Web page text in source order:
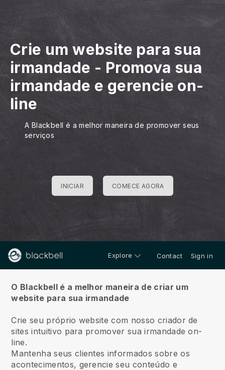
Crie um website para sua
irmandade - Promova sua
irmandade e gerencie on-
line
A Blackbell é a melhor maneira de promover seus
serviços
INICIAR COMECE AGORA
Explore Contact Sign in
O Blackbell é a melhor maneira de criar um
website para sua irmandade
Crie seu próprio website com nosso criador de
sites intuitivo para promover sua irmandade on-
line.
Mantenha seus clientes informados sobre os
acontecimentos, gerencie seu conteúdo e